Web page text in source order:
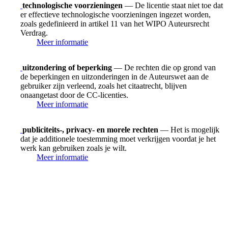
technologische voorzieningen — De licentie staat niet toe dat
er effectieve technologische voorzieningen ingezet worden,
zoals gedefinieerd in artikel 11 van het WIPO Auteursrecht
Verdrag.
Meer informatie
uitzondering of beperking — De rechten die op grond van
de beperkingen en uitzonderingen in de Auteurswet aan de
gebruiker zijn verleend, zoals het citaatrecht, blijven
onaangetast door de CC-licenties.
Meer informatie
publiciteits-, privacy- en morele rechten — Het is mogelijk
dat je additionele toestemming moet verkrijgen voordat je het
werk kan gebruiken zoals je wilt.
Meer informatie